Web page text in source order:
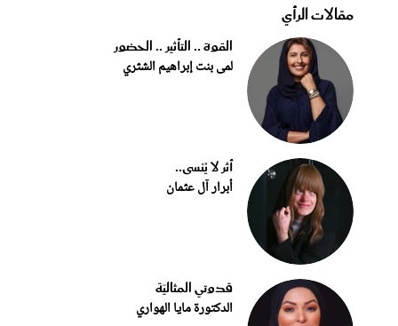
مقالات الرأي
القوة .. التأثير .. الحضور
لمى بنت إبراهيم الشثري
أثر لا يُنسى..
أبرار آل عثمان
قدوتي المثاليّة
الدكتورة مايا الهواري